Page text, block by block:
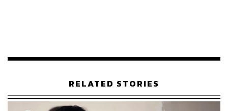
ABOUT THE AUTHOR
Beauty Editor | THE STANDARD LIFE
RELATED STORIES